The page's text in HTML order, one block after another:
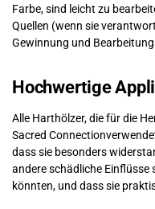
Farbe, sind leicht zu
Quellen (wenn sie
Gewinnung und
Hochwertige
Alle Harthölzer, die für die
Sacred
dass sie besonders
andere schädliche Einflüsse
könnten, und dass sie